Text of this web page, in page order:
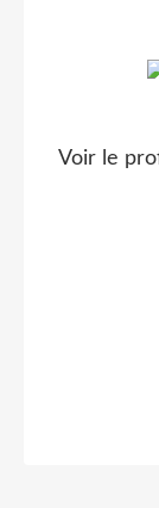
Voir le